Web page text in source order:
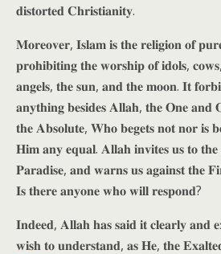
𝐝𝐢𝐬𝐭𝐨𝐫𝐭𝐞𝐝 𝐂𝐡𝐫𝐢𝐬𝐭𝐢𝐚𝐧𝐢𝐭𝐲.
𝐌𝐨𝐫𝐞𝐨𝐯𝐞𝐫, 𝐈𝐬𝐥𝐚𝐦 𝐢𝐬 𝐭𝐡𝐞 𝐫𝐞𝐥𝐢𝐠𝐢𝐨𝐧 𝐨𝐟
𝐩𝐫𝐨𝐡𝐢𝐛𝐢𝐭𝐢𝐧𝐠 𝐭𝐡𝐞 𝐰𝐨𝐫𝐬𝐡𝐢𝐩 𝐨𝐟 𝐢𝐝𝐨𝐥𝐬,
𝐚𝐧𝐠𝐞𝐥𝐬, 𝐭𝐡𝐞 𝐬𝐮𝐧, 𝐚𝐧𝐝 𝐭𝐡𝐞 𝐦𝐨𝐨𝐧. 𝐈𝐭
𝐚𝐧𝐲𝐭𝐡𝐢𝐧𝐠 𝐛𝐞𝐬𝐢𝐝𝐞𝐬 𝐀𝐥𝐥𝐚𝐡, 𝐭𝐡𝐞 𝐎𝐧𝐞 𝐚𝐧𝐝
𝐭𝐡𝐞 𝐀𝐛𝐬𝐨𝐥𝐮𝐭𝐞, 𝐖𝐡𝐨 𝐛𝐞𝐠𝐞𝐭𝐬 𝐧𝐨𝐭 𝐧𝐨𝐫 𝐢𝐬
𝐇𝐢𝐦 𝐚𝐧𝐲 𝐞𝐪𝐮𝐚𝐥. 𝐀𝐥𝐥𝐚𝐡 𝐢𝐧𝐯𝐢𝐭𝐞𝐬 𝐮𝐬 𝐭𝐨
𝐏𝐚𝐫𝐚𝐝𝐢𝐬𝐞, 𝐚𝐧𝐝 𝐰𝐚𝐫𝐧𝐬 𝐮𝐬 𝐚𝐠𝐚𝐢𝐧𝐬𝐭 𝐭𝐡𝐞
𝐈𝐬 𝐭𝐡𝐞𝐫𝐞 𝐚𝐧𝐲𝐨𝐧𝐞 𝐰𝐡𝐨 𝐰𝐢𝐥𝐥 𝐫𝐞𝐬𝐩𝐨𝐧𝐝?
𝐈𝐧𝐝𝐞𝐞𝐝, 𝐀𝐥𝐥𝐚𝐡 𝐡𝐚𝐬 𝐬𝐚𝐢𝐝 𝐢𝐭 𝐜𝐥𝐞𝐚𝐫𝐥𝐲 𝐚𝐧𝐝
𝐰𝐢𝐬𝐡 𝐭𝐨 𝐮𝐧𝐝𝐞𝐫𝐬𝐭𝐚𝐧𝐝, 𝐚𝐬 𝐇𝐞, 𝐭𝐡𝐞